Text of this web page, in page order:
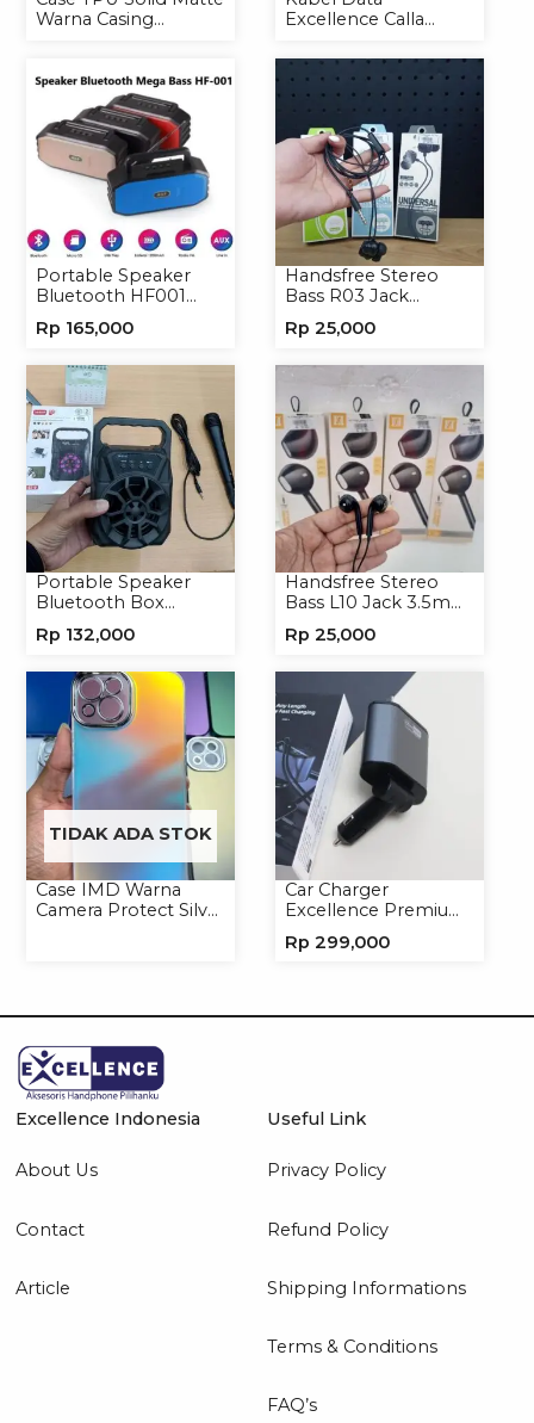
Warna Casing
Excellence Calla
Lightning/Type-C to
Type-C
Portable Speaker
Bluetooth HF001
Wireless
Rp 165,000
Handsfree Stereo
Bass R03 Jack
Headset Earphone
Rp 25,000
Portable Speaker
Bluetooth Box
Portable Wireless
Rp 132,000
Handsfree Stereo
Bass L10 Jack 3.5mm
Headphone
Rp 25,000
TIDAK ADA STOK
Case IMD Warna
Camera Protect Silver
Car Charger
Excellence Premium
Handphone
Rp 299,000
Excellence Indonesia
About Us
Contact
Article
Useful Link
Privacy Policy
Refund Policy
Shipping Informations
Terms & Conditions
FAQ’s